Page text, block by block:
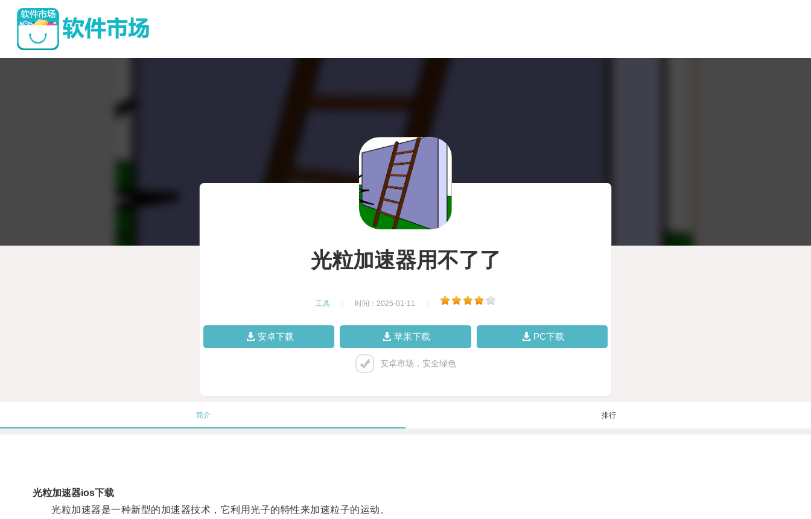
光粒加速器用不了了
工具 时间：2025-01-11
安卓下载 苹果下载 PC下载
安卓市场，安全绿色
简介 排行
光粒加速器ios下载
光粒加速器是一种新型的加速器技术，它利用光子的特性来加速粒子的运动。